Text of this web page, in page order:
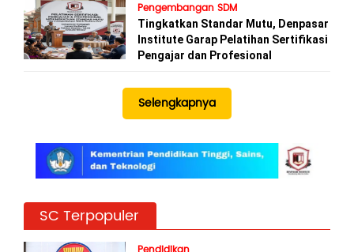
Pengembangan SDM
Tingkatkan Standar Mutu, Denpasar
Institute Garap Pelatihan Sertifikasi
Pengajar dan Profesional
Selengkapnya
SC Terpopuler